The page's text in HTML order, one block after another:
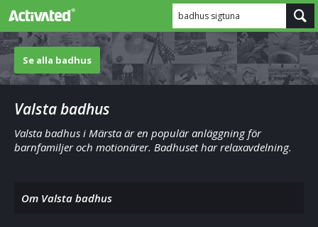
badhus sigtuna
Se alla badhus
Valsta badhus
Valsta badhus i Märsta är en populär anläggning för
barnfamiljer och motionärer. Badhuset har relaxavdelning.
Om Valsta badhus